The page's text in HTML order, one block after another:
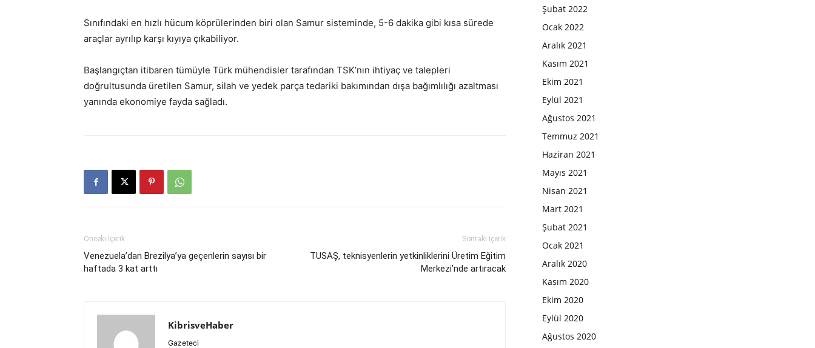
Sınıfındaki en hızlı hücum köprülerinden biri olan Samur sisteminde, 5-6 dakika gibi kısa sürede
araçlar ayrılıp karşı kıyıya çıkabiliyor.
Başlangıçtan itibaren tümüyle Türk mühendisler tarafından TSK’nın ihtiyaç ve talepleri
doğrultusunda üretilen Samur, silah ve yedek parça tedariki bakımından dışa bağımlılığı azaltması
yanında ekonomiye fayda sağladı.
Önceki İçerik
Venezuela’dan Brezilya’ya geçenlerin sayısı bir
haftada 3 kat arttı
Sonraki İçerik
TUSAŞ, teknisyenlerin yetkinliklerini Üretim Eğitim
Merkezi’nde artıracak
KibrisveHaber
Gazeteci
Şubat 2022
Ocak 2022
Aralık 2021
Kasım 2021
Ekim 2021
Eylül 2021
Ağustos 2021
Temmuz 2021
Haziran 2021
Mayıs 2021
Nisan 2021
Mart 2021
Şubat 2021
Ocak 2021
Aralık 2020
Kasım 2020
Ekim 2020
Eylül 2020
Ağustos 2020